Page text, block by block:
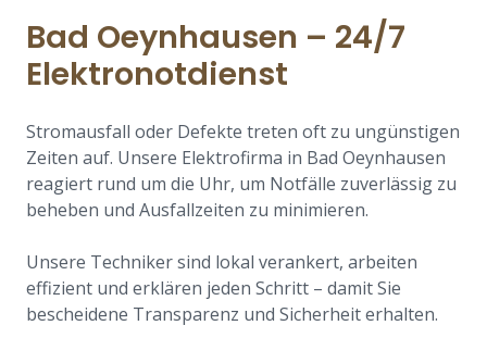
Bad Oeynhausen – 24/7
Elektronotdienst
Stromausfall oder Defekte treten oft zu ungünstigen
Zeiten auf. Unsere Elektrofirma in Bad Oeynhausen
reagiert rund um die Uhr, um Notfälle zuverlässig zu
beheben und Ausfallzeiten zu minimieren.
Unsere Techniker sind lokal verankert, arbeiten
effizient und erklären jeden Schritt – damit Sie
bescheidene Transparenz und Sicherheit erhalten.